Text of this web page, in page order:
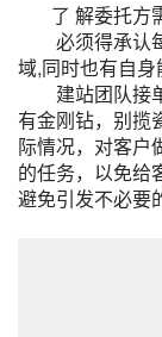
了 解委托方
必须得承认每
域,同时也有自身
建站团队接单
有金刚钻，别揽
际情况，对客户
的任务，以免给
避免引发不必要